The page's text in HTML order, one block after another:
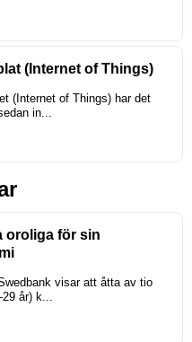
(Internet of Things)
(Internet of Things) har det
in...
oroliga för sin
visar att åtta av tio
år) k...